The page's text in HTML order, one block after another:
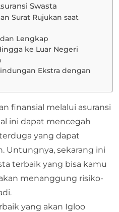
Swasta
Surat Rujukan saat
Lengkap
ke Luar Negeri
Ekstra dengan
finansial melalui asuransi
ini dapat mencegah
yang dapat
Untungnya, sekarang ini
terbaik yang bisa kamu
menanggung risiko-
yang akan Igloo